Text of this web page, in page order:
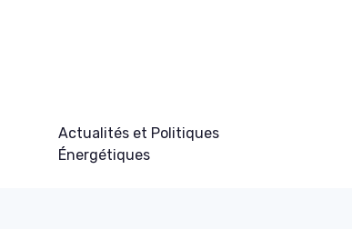
Actualités et Politiques
Énergétiques